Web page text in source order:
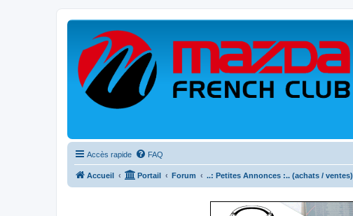
Accès rapide FAQ
Accueil Portail Forum ..: Petites Annonces :.. (achats / ventes)